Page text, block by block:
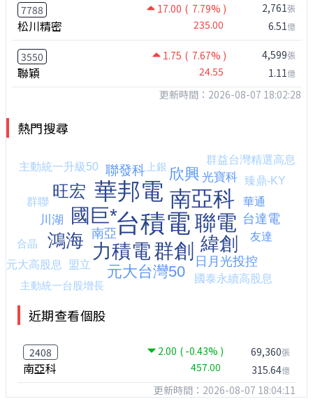
7788 17.00 ( 7.79% )
松川精密 235.00
2,761張
6.51億
3550 1.75 ( 7.67% )
聯穎 24.55
4,599張
1.11億
更新時間：2026-08-07 18:02:28
熱門搜尋
近期查看個股
2408 2.00 ( -0.43% )
南亞科 457.00
69,360張
315.64億
更新時間：2026-08-07 18:04:11